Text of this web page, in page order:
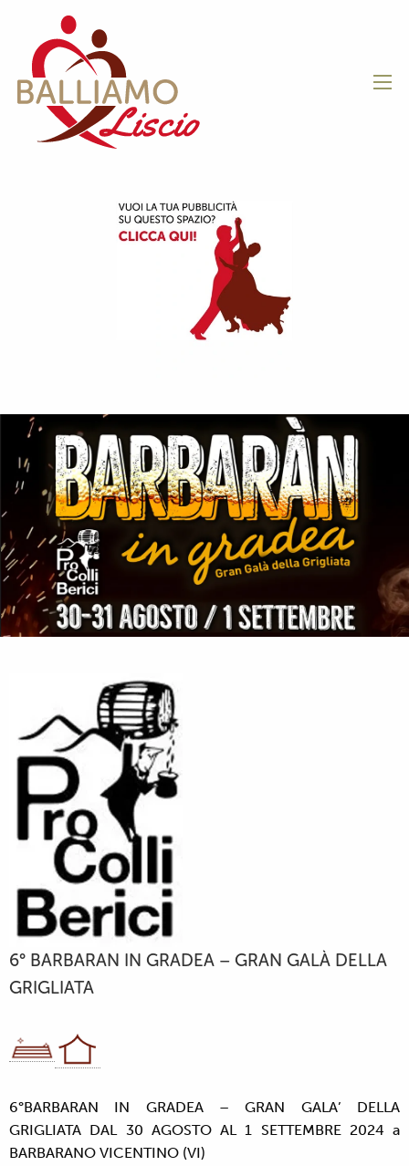
6° BARBARAN IN GRADEA – GRAN GALÀ DELLA
GRIGLIATA
6°BARBARAN IN GRADEA – GRAN GALA’ DELLA
GRIGLIATA DAL 30 AGOSTO AL 1 SETTEMBRE 2024 a
BARBARANO VICENTINO (VI)